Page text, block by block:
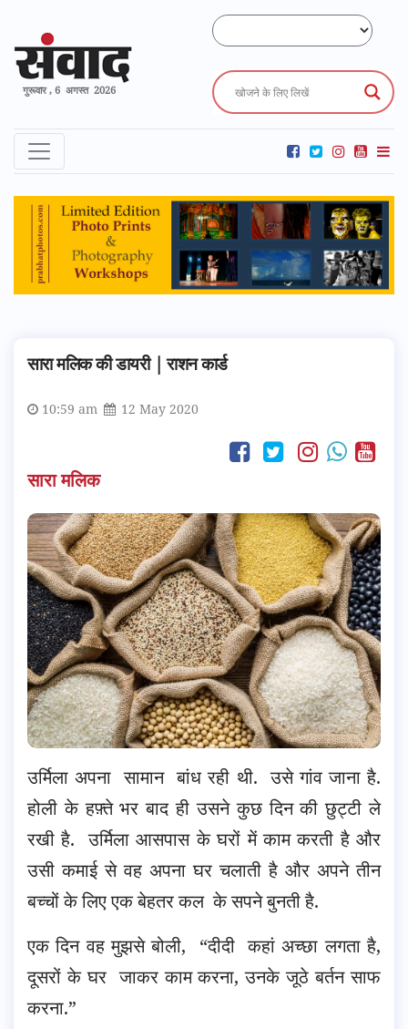
गुरूवार , 6 अगस्त 2026
सारा मलिक की डायरी | राशन कार्ड
10:59 am 12 May 2020
सारा मलिक
उर्मिला अपना सामान बांध रही थी. उसे गांव जाना है.
होली के हफ़्ते भर बाद ही उसने कुछ दिन की छुट्टी ले
रखी है. उर्मिला आसपास के घरों में काम करती है और
उसी कमाई से वह अपना घर चलाती है और अपने तीन
बच्चों के लिए एक बेहतर कल के सपने बुनती है.
एक दिन वह मुझसे बोली, “दीदी कहां अच्छा लगता है,
दूसरों के घर जाकर काम करना, उनके जूठे बर्तन साफ
करना.”